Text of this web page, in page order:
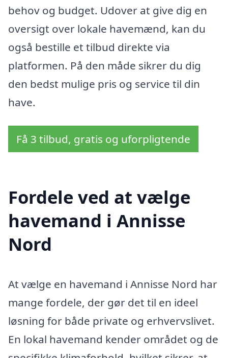
behov og budget. Udover at give dig en
oversigt over lokale havemænd, kan du
også bestille et tilbud direkte via
platformen. På den måde sikrer du dig
den bedst mulige pris og service til din
have.
Få 3 tilbud, gratis og uforpligtende
Fordele ved at vælge
havemand i Annisse
Nord
At vælge en havemand i Annisse Nord har
mange fordele, der gør det til en ideel
løsning for både private og erhvervslivet.
En lokal havemand kender området og de